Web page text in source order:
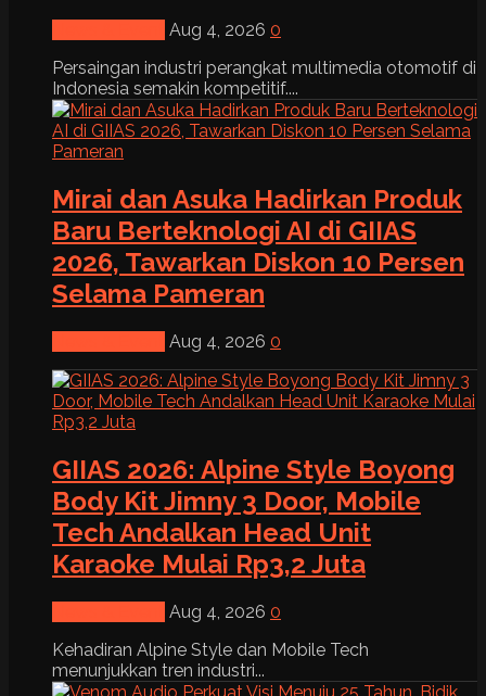
Aug 4, 2026 0
Persaingan industri perangkat multimedia otomotif di
Indonesia semakin kompetitif....
Mirai dan Asuka Hadirkan Produk
Baru Berteknologi AI di GIIAS
2026, Tawarkan Diskon 10 Persen
Selama Pameran
Aug 4, 2026 0
GIIAS 2026: Alpine Style Boyong
Body Kit Jimny 3 Door, Mobile
Tech Andalkan Head Unit
Karaoke Mulai Rp3,2 Juta
Aug 4, 2026 0
Kehadiran Alpine Style dan Mobile Tech
menunjukkan tren industri...